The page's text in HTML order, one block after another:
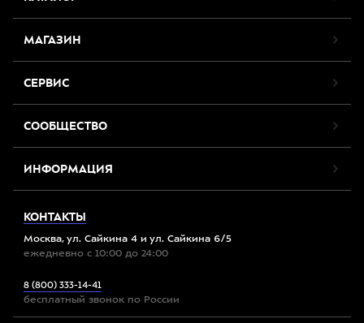
МАГАЗИН
СЕРВИС
СООБЩЕСТВО
ИНФОРМАЦИЯ
КОНТАКТЫ
Москва, ул. Сайкина 4 и ул. Сайкина 6/5
ежедневно с 10:00 до 24:00
8 (800) 333-14-41
бесплатный звонок по России